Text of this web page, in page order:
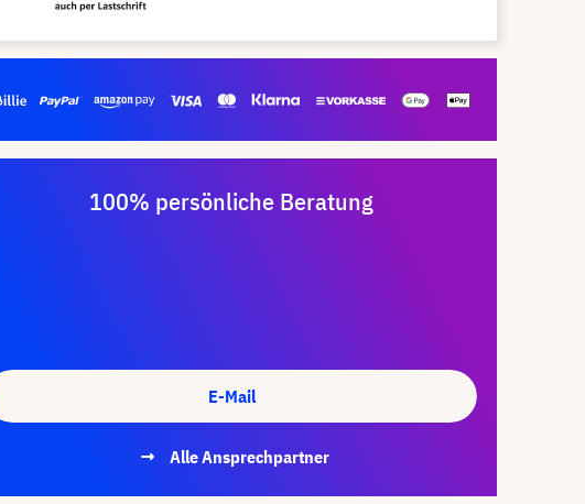
100% persönliche Beratung
E-Mail
Alle Ansprechpartner